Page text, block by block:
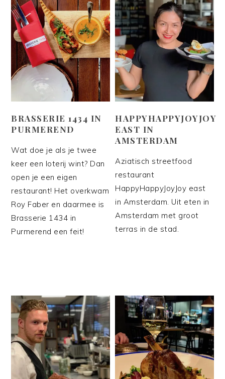
BRASSERIE 1434 IN
PURMEREND
Wat doe je als je twee
keer een loterij wint? Dan
open je een eigen
restaurant! Het overkwam
Roy Faber en daarmee is
Brasserie 1434 in
Purmerend een feit!
HAPPYHAPPYJOYJOY
EAST IN
AMSTERDAM
Aziatisch streetfood
restaurant
HappyHappyJoyJoy east
in Amsterdam. Uit eten in
Amsterdam met groot
terras in de stad.